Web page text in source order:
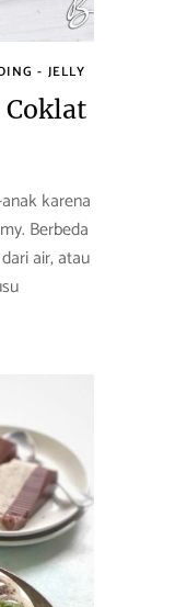
- JELLY
Coklat
karena
Berbeda
air, atau